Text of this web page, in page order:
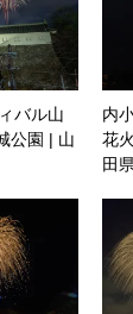
バル山
公園 | 山
内
花
田